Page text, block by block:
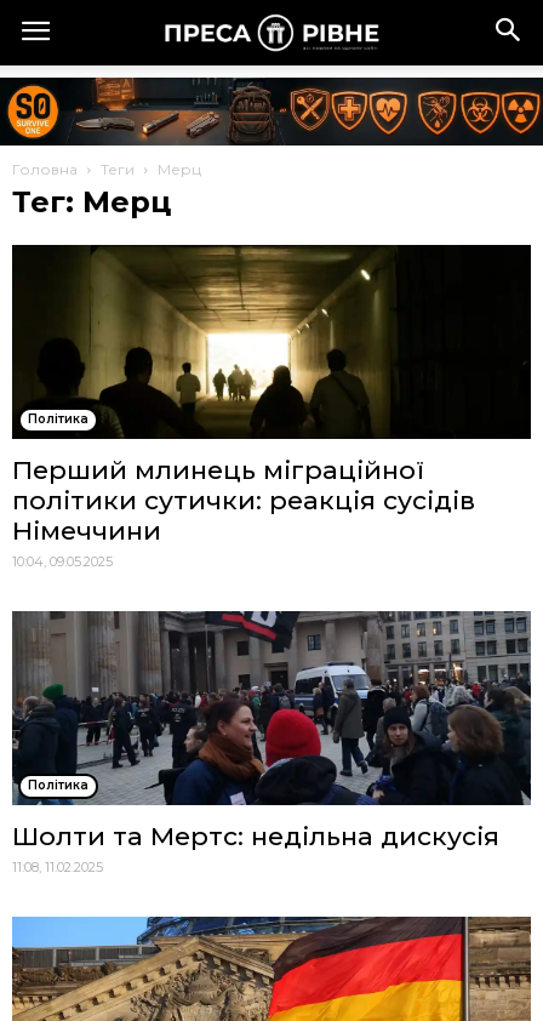
Головна Теги Мерц
Тег: Мерц
Політика
Перший млинець міграційної
політики сутички: реакція сусідів
Німеччини
10:04, 09.05.2025
Політика
Шолти та Мертс: недільна дискусія
11:08, 11.02.2025